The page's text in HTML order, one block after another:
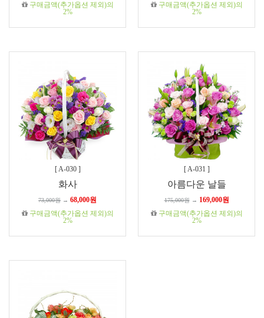
구매금액(추가옵션 제외)의
2%
구매금액(추가옵션 제외)의
2%
[A-030 ]
화사
73,000원 → 68,000원
구매금액(추가옵션 제외)의
2%
[A-031 ]
아름다운 날들
175,000원 → 169,000원
구매금액(추가옵션 제외)의
2%